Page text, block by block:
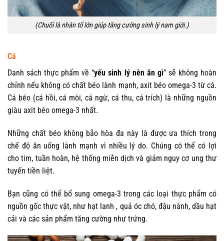
(Chuối là nhân tố lớn giúp tăng cường sinh lý nam giới.)
Cá
Danh sách thực phẩm về “yếu sinh lý nên ăn gì” sẽ không hoàn
chỉnh nếu không có chất béo lành mạnh, axit béo omega-3 từ cá.
Cá béo (cá hồi, cá mòi, cá ngừ, cá thu, cá trích) là những nguồn
giàu axit béo omega-3 nhất.
Những chất béo không bão hòa đa này là được ưa thích trong
chế độ ăn uống lành mạnh vì nhiều lý do. Chúng có thể có lợi
cho tim, tuần hoàn, hệ thống miễn dịch và giảm nguy cơ ung thư
tuyến tiền liệt.
Bạn cũng có thể bổ sung omega-3 trong các loại thực phẩm có
nguồn gốc thực vật, như hạt lanh , quả óc chó, đậu nành, dầu hạt
cải và các sản phẩm tăng cường như trứng.